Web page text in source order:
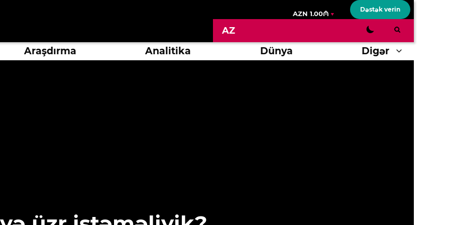
AZN 1.00₼
Dəstək verin
AZ
Araşdırma Analitika Dünya Digər